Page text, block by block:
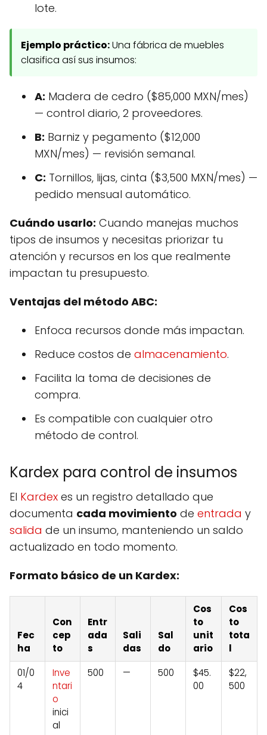
lote.
Ejemplo práctico:Una fábrica de muebles
clasifica así sus insumos:
A: Madera de cedro ($85,000 MXN/mes)
— control diario, 2 proveedores.
B: Barniz y pegamento ($12,000
MXN/mes) — revisión semanal.
C: Tornillos, lijas, cinta ($3,500 MXN/mes) —
pedido mensual automático.
Cuándo usarlo: Cuando manejas muchos
tipos de insumos y necesitas priorizar tu
atención y recursos en los que realmente
impactan tu presupuesto.
Ventajas del método ABC:
Enfoca recursos donde más impactan.
Reduce costos de almacenamiento.
Facilita la toma de decisiones de
compra.
Es compatible con cualquier otro
método de control.
Kardex para control de insumos
El Kardex es un registro detallado que
documenta cada movimiento de entrada y
salida de un insumo, manteniendo un saldo
actualizado en todo momento.
Formato básico de un Kardex:
Fec
ha
Con
cep
to
Entr
ada
s
Sali
das
Sal
do
Cos
to
unit
ario
Cos
to
tota
l
01/0
4
Inve
ntari
o
inici
al
500 — 500
$45.
00
$22,
500